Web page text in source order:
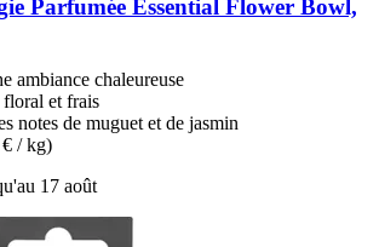
Parfumée Essential Flower Bowl,
ambiance chaleureuse
et frais
notes de muguet et de jasmin
/ kg)
17 août